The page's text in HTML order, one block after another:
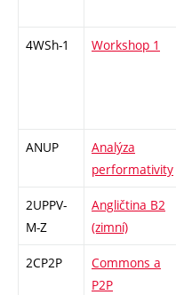
4WSh-1 Workshop 1
ANUP
Analýza
performativity
2UPPV-
M-Z
Angličtina B2
(zimní)
2CP2P
Commons a
P2P